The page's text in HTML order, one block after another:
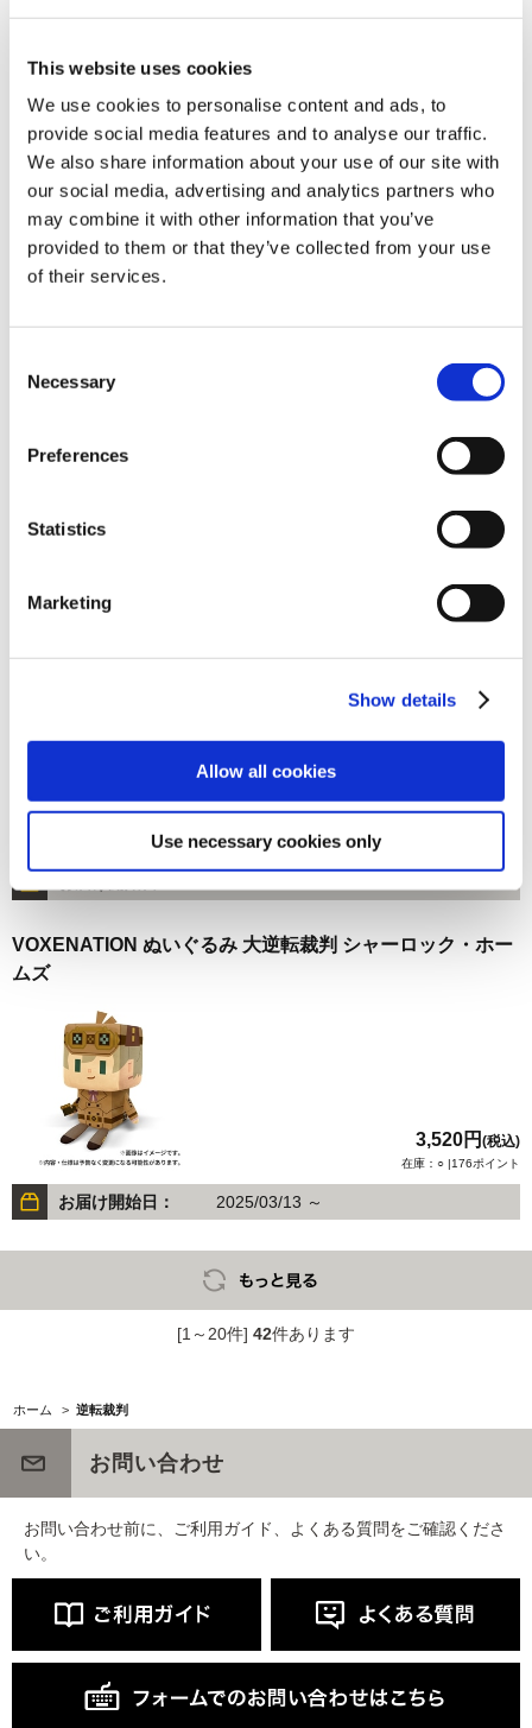
This website uses cookies
We use cookies to personalise content and ads, to
provide social media features and to analyse our traffic.
We also share information about your use of our site with
our social media, advertising and analytics partners who
may combine it with other information that you’ve
provided to them or that they’ve collected from your use
of their services.
Selection
Necessary
Preferences
Statistics
Marketing
Show details
Allow all cookies
Use necessary cookies only
お届け開始日：
ダイカットフロアマット 逆転検事1&2 御剣セレクション ヤ
2,750円 (税込)
お届け開始日：
VOXENATION ぬいぐるみ 大逆転裁判 成歩堂 龍ノ介
3,520円
VOXENATION ぬいぐるみ 大逆転裁判 シャーロック・ホー
ムズ
3,520円 (税込)
在庫：○ |176ポイント
お届け開始日： 2025/03/13 ～
[1～20件] 42件あります
ホーム > 逆転裁判
お問い合わせ
お問い合わせ前に、ご利用ガイド、よくある質問をご確認くださ
い。